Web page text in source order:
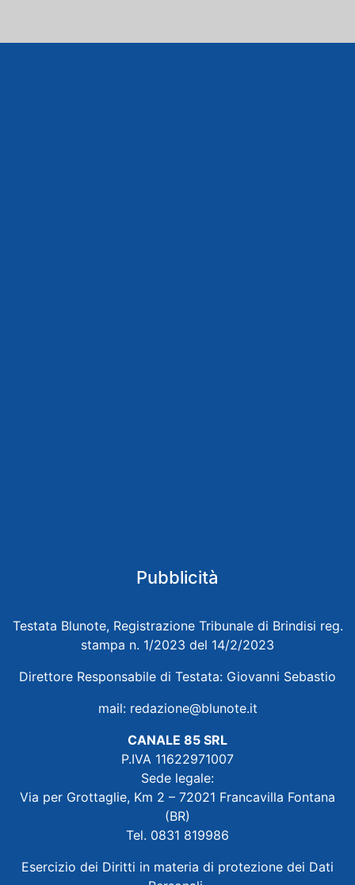
Pubblicità
Testata Blunote, Registrazione Tribunale di Brindisi reg.
stampa n. 1/2023 del 14/2/2023
Direttore Responsabile di Testata: Giovanni Sebastio
mail: redazione@blunote.it
CANALE 85 SRL
P.IVA 11622971007
Sede legale:
Via per Grottaglie, Km 2 – 72021 Francavilla Fontana
(BR)
Tel. 0831 819986
Esercizio dei Diritti in materia di protezione dei Dati